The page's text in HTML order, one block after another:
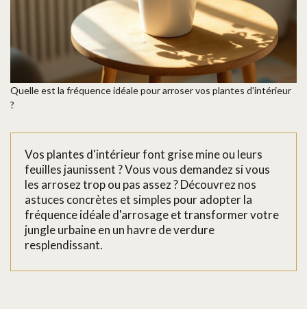
Quelle est la fréquence idéale pour arroser vos plantes d'intérieur
?
Vos plantes d'intérieur font grise mine ou leurs
feuilles jaunissent ? Vous vous demandez si vous
les arrosez trop ou pas assez ? Découvrez nos
astuces concrètes et simples pour adopter la
fréquence idéale d'arrosage et transformer votre
jungle urbaine en un havre de verdure
resplendissant.